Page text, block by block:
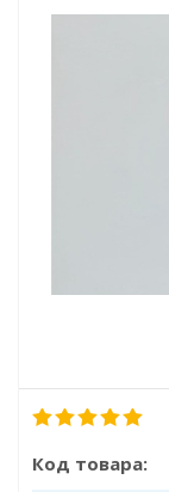
Код товара: